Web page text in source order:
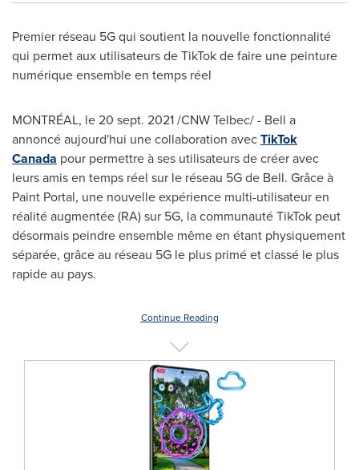
Premier réseau 5G qui soutient la nouvelle fonctionnalité
qui permet aux utilisateurs de TikTok de faire une peinture
numérique ensemble en temps réel
MONTRÉAL, le20 sept. 2021/CNW Telbec/ - Bell a
annoncé aujourd'hui une collaboration avecTikTok
Canada pour permettre à ses utilisateurs de créer avec
leurs amis en temps réel sur le réseau 5G de Bell. Grâce à
Paint Portal, une nouvelle expérience multi-utilisateur en
réalité augmentée (RA) sur 5G, la communauté TikTok peut
désormais peindre ensemble même en étant physiquement
séparée, grâce au réseau 5G le plus primé et classé le plus
rapide au pays.
Continue Reading